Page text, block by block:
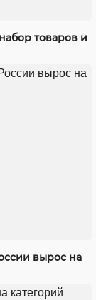
товаров и
вырос на